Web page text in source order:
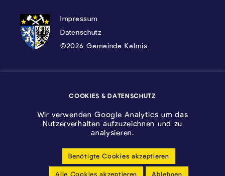
DATENSCHUTZ, IMPRESSUM UND
Impressum
Datenschutz
©2026 Gemeinde Kelmis
Cookie-Einstellungen anpassen
COOKIES & DATENSCHUTZ
Wir verwenden Google Analytics um das
Nutzerverhalten aufzuzeichnen und zu
analysieren.
Benötigte Cookies akzeptieren
Alle Cookies akzeptieren Ablehnen